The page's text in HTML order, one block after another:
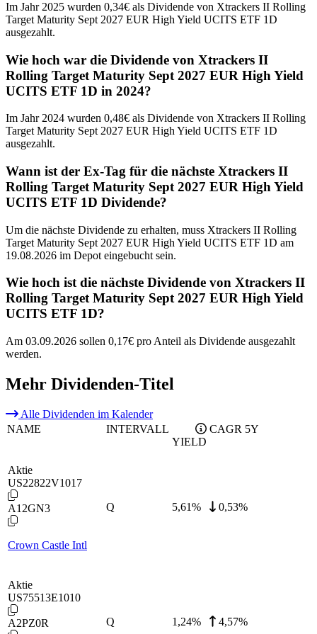
Im Jahr 2025 wurden 0,34€ als Dividende von Xtrackers II Rolling
Target Maturity Sept 2027 EUR High Yield UCITS ETF 1D
ausgezahlt.
Wie hoch war die Dividende von Xtrackers II
Rolling Target Maturity Sept 2027 EUR High Yield
UCITS ETF 1D in 2024?
Im Jahr 2024 wurden 0,48€ als Dividende von Xtrackers II Rolling
Target Maturity Sept 2027 EUR High Yield UCITS ETF 1D
ausgezahlt.
Wann ist der Ex-Tag für die nächste Xtrackers II
Rolling Target Maturity Sept 2027 EUR High Yield
UCITS ETF 1D Dividende?
Um die nächste Dividende zu erhalten, muss Xtrackers II Rolling
Target Maturity Sept 2027 EUR High Yield UCITS ETF 1D am
19.08.2026 im Depot eingebucht sein.
Wie hoch ist die nächste Dividende von Xtrackers II
Rolling Target Maturity Sept 2027 EUR High Yield
UCITS ETF 1D?
Am 03.09.2026 sollen 0,17€ pro Anteil als Dividende ausgezahlt
werden.
Mehr Dividenden-Titel
Alle Dividenden im Kalender
NAME
INTERVALL
YIELD
CAGR 5Y
Aktie
US22822V1017
A12GN3
Crown Castle Intl
Q 5,61% 0,53%
Aktie
US75513E1010
A2PZ0R Q 1,24% 4,57%